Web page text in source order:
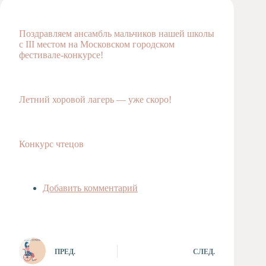
Музыкальное
отделение
Тьюторская
служба
Поздравляем ансамбль мальчиков нашей школы
с III местом на Московском городском
фестивале-конкурсе!
Летний хоровой лагерь — уже скоро!
Конкурс чтецов
Добавить комментарий
ПРЕД. СЛЕД.